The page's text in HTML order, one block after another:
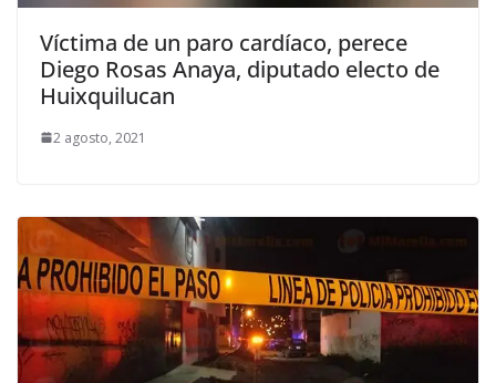
Víctima de un paro cardíaco, perece
Diego Rosas Anaya, diputado electo de
Huixquilucan
2 agosto, 2021